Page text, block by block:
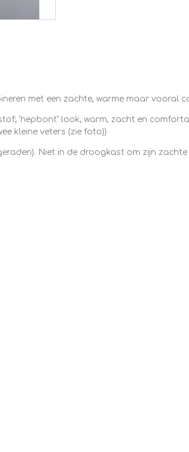
met een zachte, warme maar vooral
"nepbont" look, warm, zacht en
kleine veters (zie foto))
Niet in de droogkast om zijn